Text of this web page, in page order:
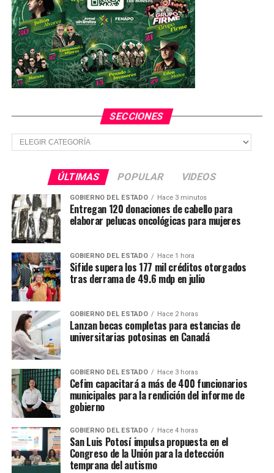
Hallan muerto a edil de Nahuatzen, Michoacán,
secuestrado esta mañana
NO TE PIERDAS
Tiembla en Oaxaca y se percibe en la CDMX; evacuan
edificios
SECCIONES
Secciones
ÚLTIMAS POPULAR VIDEOS
GOBIERNO DEL ESTADO Hace 3 minutos
Entregan 120 donaciones de cabello para
elaborar pelucas oncológicas para mujeres
GOBIERNO DEL ESTADO Hace 1 hora
Sifide supera los 177 mil créditos otorgados
tras derrama de 49.6 mdp en julio
GOBIERNO DEL ESTADO Hace 2 horas
Lanzan becas completas para estancias de
universitarias potosinas en Canadá
GOBIERNO DEL ESTADO Hace 3 horas
Cefim capacitará a más de 400 funcionarios
municipales para la rendición del informe de
gobierno
GOBIERNO DEL ESTADO Hace 4 horas
San Luis Potosí impulsa propuesta en el
Congreso de la Unión para la detección
temprana del autismo